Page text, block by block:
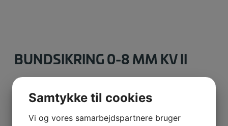
BUNDSIKRING 0-8 MM KV II
Sømateriale der oftest anvendes som bærelag ved
opbygning af stier og veje.
Samtykke til cookies
Vi og vores samarbejdspartnere bruger